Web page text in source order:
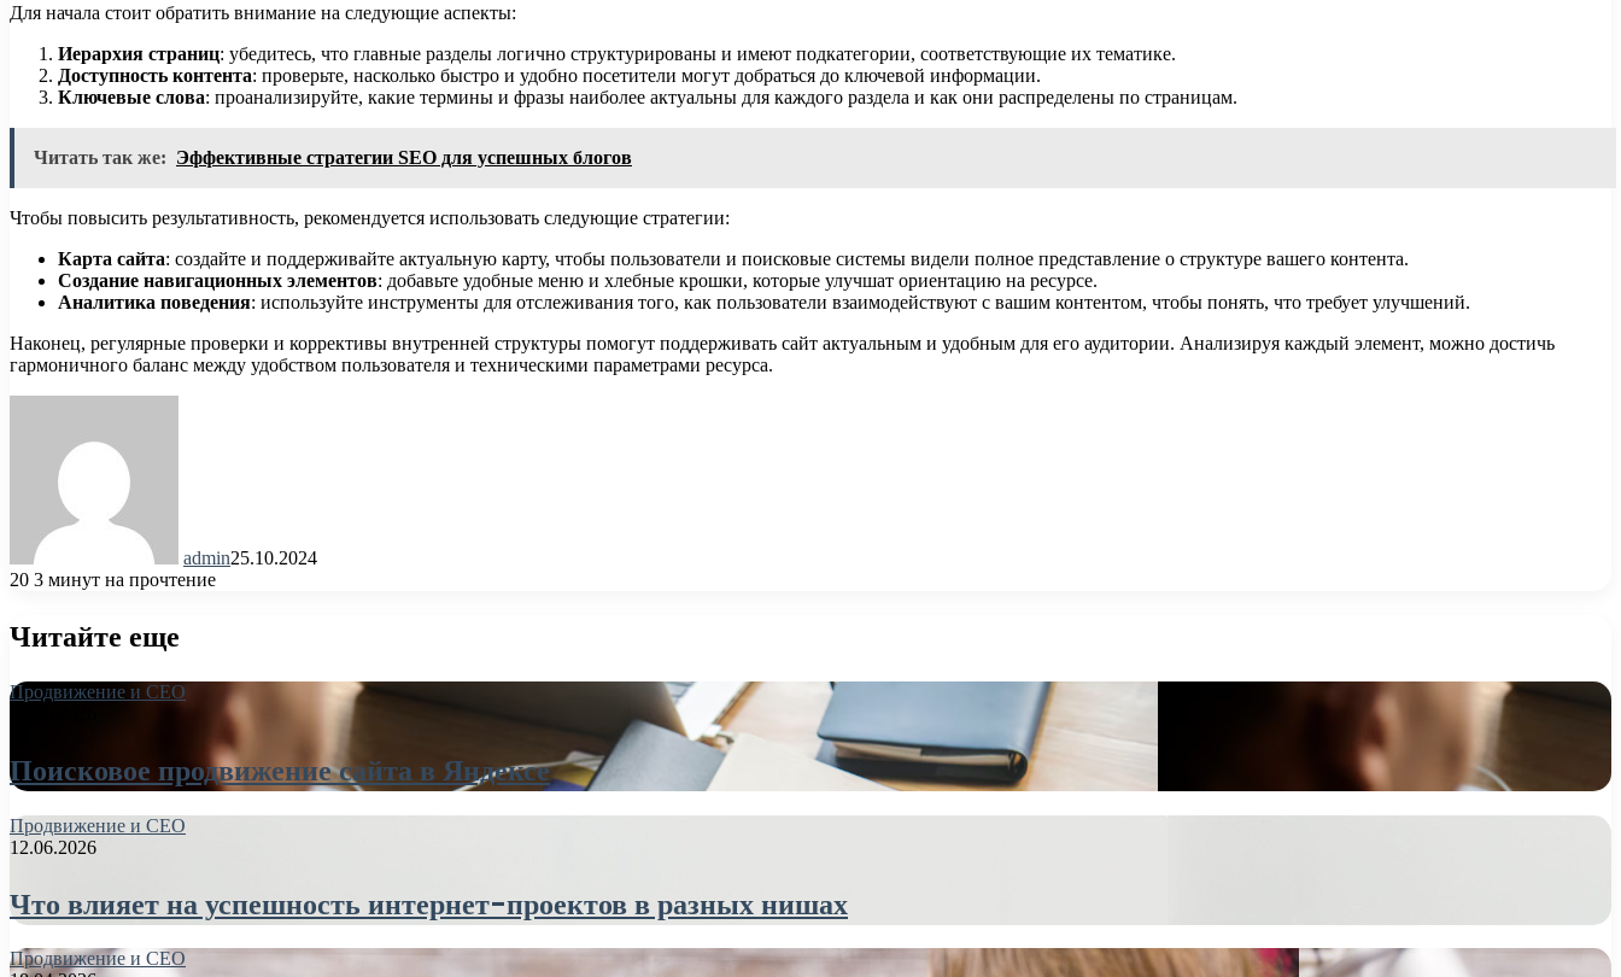
Для начала стоит обратить внимание на следующие аспекты:
Иерархия страниц: убедитесь, что главные разделы логично структурированы и имеют подкатегории, соответствующие их тематике.
Доступность контента: проверьте, насколько быстро и удобно посетители могут добраться до ключевой информации.
Ключевые слова: проанализируйте, какие термины и фразы наиболее актуальны для каждого раздела и как они распределены по страницам.
Читать так же: Эффективные стратегии SEO для успешных блогов
Чтобы повысить результативность, рекомендуется использовать следующие стратегии:
Карта сайта: создайте и поддерживайте актуальную карту, чтобы пользователи и поисковые системы видели полное представление о структуре вашего контента.
Создание навигационных элементов: добавьте удобные меню и хлебные крошки, которые улучшат ориентацию на ресурсе.
Аналитика поведения: используйте инструменты для отслеживания того, как пользователи взаимодействуют с вашим контентом, чтобы понять, что требует улучшений.
Наконец, регулярные проверки и коррективы внутренней структуры помогут поддерживать сайт актуальным и удобным для его аудитории. Анализируя каждый элемент, можно достичь
гармоничного баланс между удобством пользователя и техническими параметрами ресурса.
admin25.10.2024
20 3 минут на прочтение
Читайте еще
Продвижение и СЕО
Поисковое продвижение сайта в Яндексе
Продвижение и СЕО
12.06.2026
Что влияет на успешность интернет-проектов в разных нишах
Продвижение и СЕО